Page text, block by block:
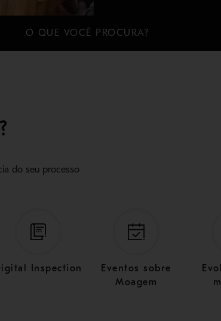
O QUE VOCÊ PROCURA?
do seu processo
Inspection
Eventos sobre
Moagem